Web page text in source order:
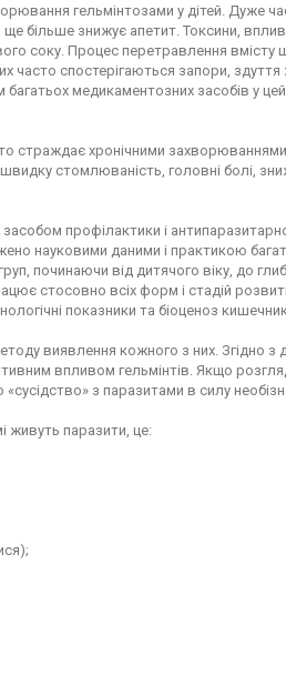
гельмінтозами у дітей. Дуже
ще більше знижує апетит. Токсини,
соку. Процес перетравлення вмісту
часто спостерігаються запори,
медикаментозних засобів у
страждає хронічними
стомлюваність, головні болі,
профілактики і
науковими даними і практикою
починаючи від дитячого віку, до
стосовно всіх форм і стадій
показники та біоценоз
виявлення кожного з них.
впливом гельмінтів. Якщо
з паразитами в силу
живуть паразити, це: